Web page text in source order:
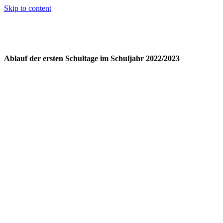
Skip to content
Ablauf der ersten Schultage im Schuljahr 2022/2023